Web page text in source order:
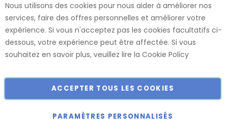
renommés. Ces panneaux sont confectionnés dans nos
usines, ce qui nous permet de vous offrir le plus large choix
de dimensions et de finitions.
Catalogue
Tous droits réservés.
Nous utilisons des cookies pour nous aider à améliorer nos
services, faire des offres personnelles et améliorer votre
expérience. Si vous n'acceptez pas les cookies facultatifs ci-
dessous, votre expérience peut être affectée. Si vous
souhaitez en savoir plus, veuillez lire la Cookie Policy
ACCEPTER TOUS LES COOKIES
PARAMÈTRES PERSONNALISÉS